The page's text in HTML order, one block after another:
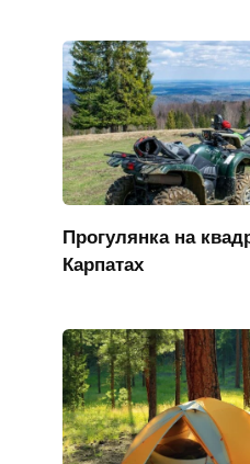
Прогулянка на
Карпатах